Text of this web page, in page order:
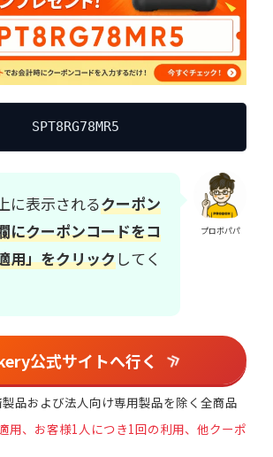
SPT8RG78MR5
プロボパパ
に表示されるクーポン
にクーポンコードをコ
用」をクリックしてく
公式サイトへ行く
品および法人向け専用製品を除く全商品
用、お客様1人につき1回の利用、他クーポ